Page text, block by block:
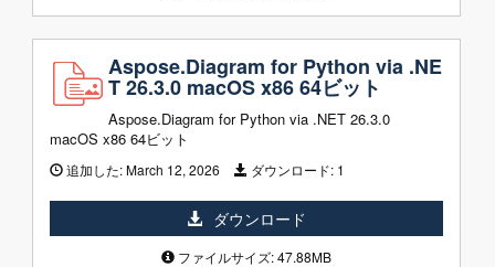
Aspose.Diagram for Python via .NE
T 26.3.0 macOS x86 64ビット
Aspose.Diagram for Python via .NET 26.3.0
macOS x86 64ビット
追加した:March 12, 2026 ダウンロード: 1
ダウンロード
ファイルサイズ: 47.88MB